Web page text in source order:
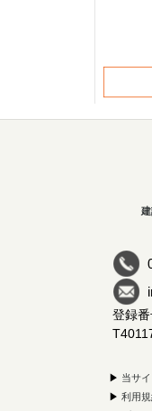
登録
▶ 当サ
▶ 利用